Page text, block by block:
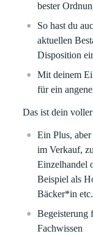
bester
So hast du
aktuellen
Disposition
Mit deinem
für ein
Das ist dein
Ein Plus,
im Verkauf,
Einzelhandel
Beispiel als
Bäcker*in etc.
Begeisterung
Fachwissen